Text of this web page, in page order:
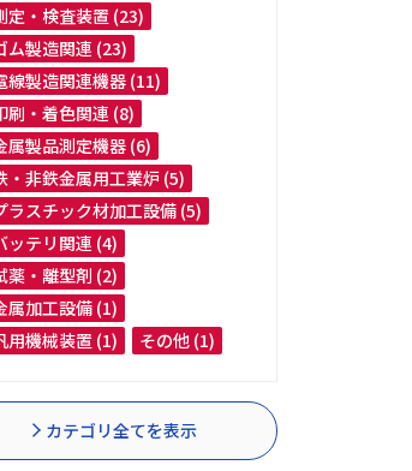
定・検査装置 (23)
ム製造関連 (23)
線製造関連機器 (11)
刷・着色関連 (8)
属製品測定機器 (6)
・非鉄金属用工業炉 (5)
ラスチック材加工設備 (5)
ッテリ関連 (4)
薬・離型剤 (2)
属加工設備 (1)
用機械装置 (1)
その他 (1)
カテゴリ全てを表示